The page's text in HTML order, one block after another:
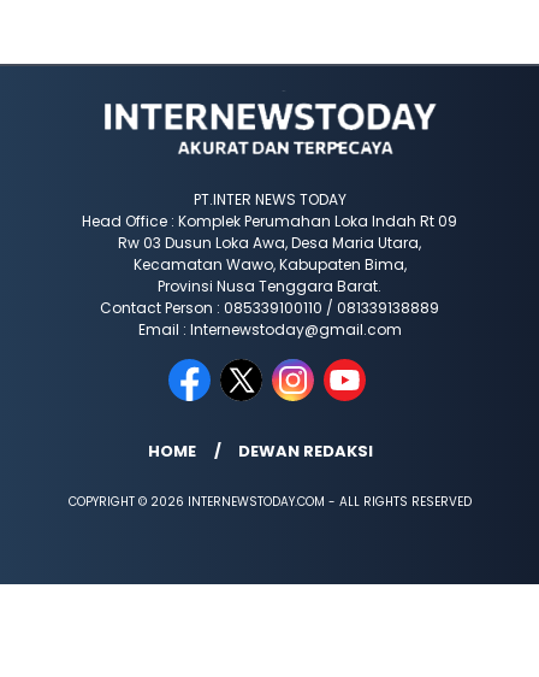
PT.INTER NEWS TODAY
Head Office : Komplek Perumahan Loka Indah Rt 09
Rw 03 Dusun Loka Awa, Desa Maria Utara,
Kecamatan Wawo, Kabupaten Bima,
Provinsi Nusa Tenggara Barat.
Contact Person : 085339100110 / 081339138889
Email : Internewstoday@gmail.com
HOME DEWAN REDAKSI
COPYRIGHT © 2026 INTERNEWSTODAY.COM - ALL RIGHTS RESERVED